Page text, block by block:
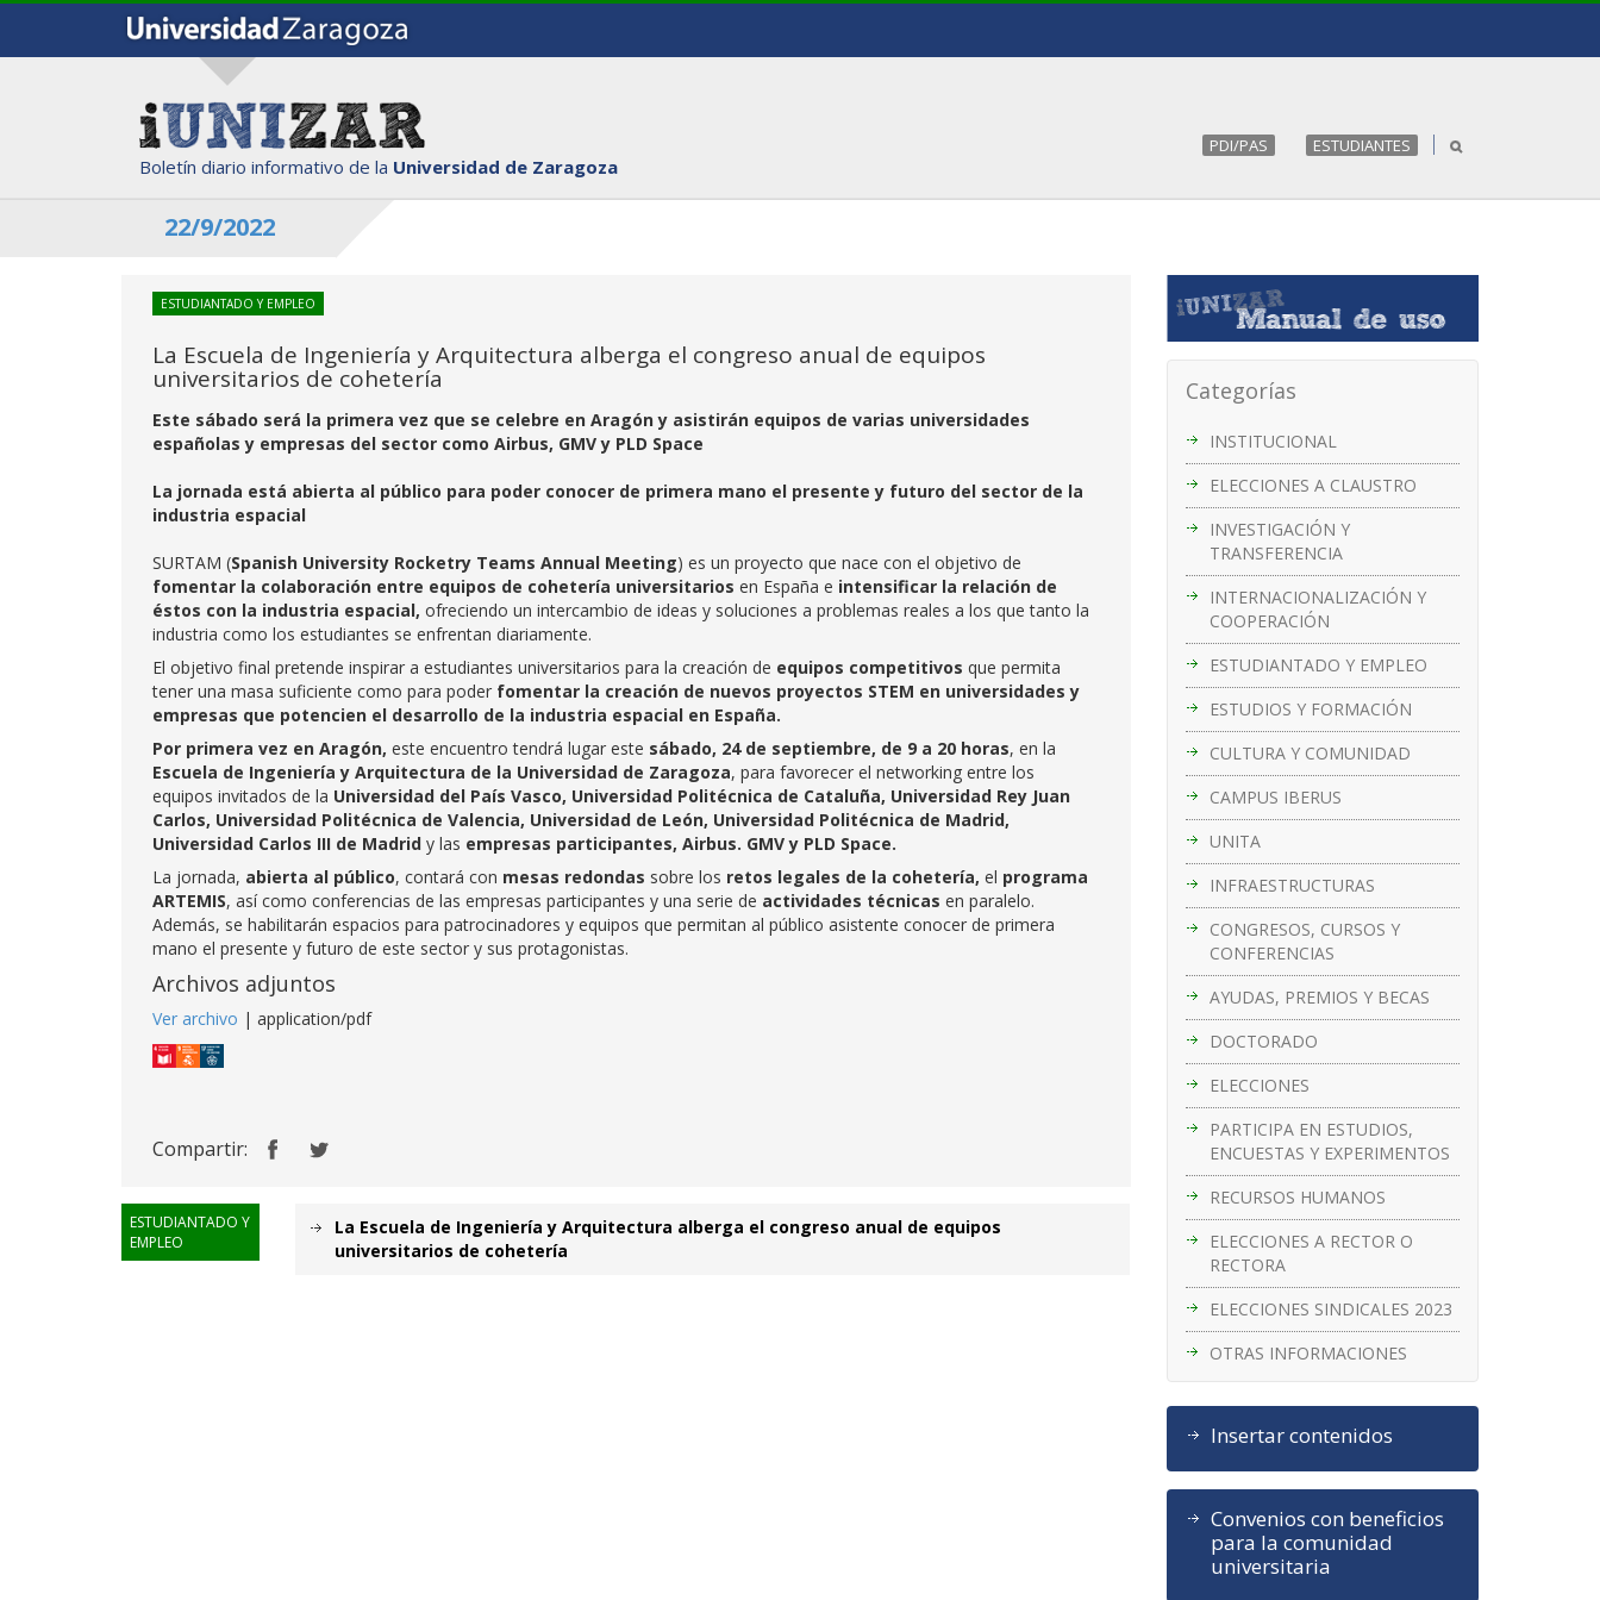
Boletín diario informativo de la Universidad de Zaragoza
PDI/PAS ESTUDIANTES
22/9/2022
Categorías
INSTITUCIONAL
ELECCIONES A CLAUSTRO
INVESTIGACIÓN Y
TRANSFERENCIA
INTERNACIONALIZACIÓN Y
COOPERACIÓN
ESTUDIANTADO Y EMPLEO
ESTUDIOS Y FORMACIÓN
CULTURA Y COMUNIDAD
CAMPUS IBERUS
UNITA
INFRAESTRUCTURAS
CONGRESOS, CURSOS Y
CONFERENCIAS
AYUDAS, PREMIOS Y BECAS
DOCTORADO
ELECCIONES
PARTICIPA EN ESTUDIOS,
ENCUESTAS Y EXPERIMENTOS
RECURSOS HUMANOS
ELECCIONES A RECTOR O
RECTORA
ELECCIONES SINDICALES 2023
OTRAS INFORMACIONES
Insertar contenidos
Convenios con beneficios
para la comunidad
universitaria
ESTUDIANTADO Y EMPLEO
La Escuela de Ingeniería y Arquitectura alberga el congreso anual de equipos
universitarios de cohetería
Este sábado será la primera vez que se celebre en Aragón y asistirán equipos de varias universidades
españolas y empresas del sector como Airbus, GMV y PLD Space
La jornada está abierta al público para poder conocer de primera mano el presente y futuro del sector de la
industria espacial
SURTAM (Spanish University Rocketry Teams Annual Meeting) es un proyecto que nace con el objetivo de
fomentar la colaboración entre equipos de cohetería universitarios en España e intensificar la relación de
éstos con la industria espacial, ofreciendo un intercambio de ideas y soluciones a problemas reales a los que tanto la
industria como los estudiantes se enfrentan diariamente.
El objetivo final pretende inspirar a estudiantes universitarios para la creación de equipos competitivos que permita
tener una masa suficiente como para poder fomentar la creación de nuevos proyectos STEM en universidades y
empresas que potencien el desarrollo de la industria espacial en España.
Por primera vez en Aragón, este encuentro tendrá lugar este sábado, 24 de septiembre, de 9 a 20 horas, en la
Escuela de Ingeniería y Arquitectura de la Universidad de Zaragoza, para favorecer el networking entre los
equipos invitados de la Universidad del País Vasco, Universidad Politécnica de Cataluña, Universidad Rey Juan
Carlos, Universidad Politécnica de Valencia, Universidad de León, Universidad Politécnica de Madrid,
Universidad Carlos III de Madrid y las empresas participantes, Airbus. GMV y PLD Space.
La jornada, abierta al público, contará con mesas redondas sobre los retos legales de la cohetería, el programa
ARTEMIS, así como conferencias de las empresas participantes y una serie de actividades técnicas en paralelo.
Además, se habilitarán espacios para patrocinadores y equipos que permitan al público asistente conocer de primera
mano el presente y futuro de este sector y sus protagonistas.
Archivos adjuntos
Ver archivo | application/pdf
Compartir:
ESTUDIANTADO Y
EMPLEO
La Escuela de Ingeniería y Arquitectura alberga el congreso anual de equipos
universitarios de cohetería